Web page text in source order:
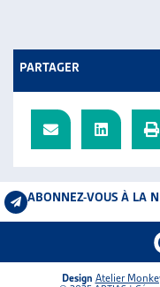
PARTAGER
ABONNEZ-VOUS À LA
Design Atelier